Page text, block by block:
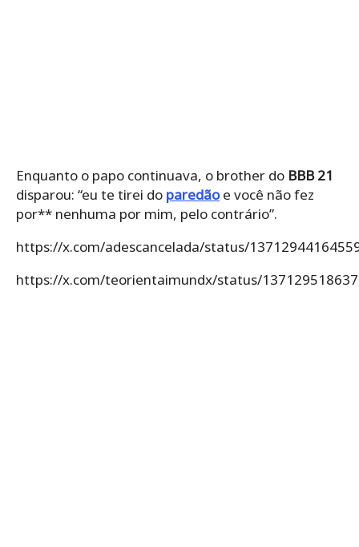
Enquanto o papo continuava, o brother do BBB 21
disparou: “eu te tirei do paredãoe você não fez
por** nenhuma por mim, pelo contrário”.
https://x.com/adescancelada/status/
https://x.com/teorientaimundx/status/